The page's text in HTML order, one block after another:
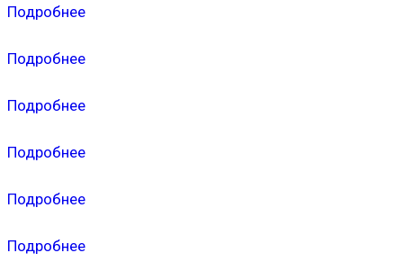
Подробнее
Подробнее
Подробнее
Подробнее
Подробнее
Подробнее